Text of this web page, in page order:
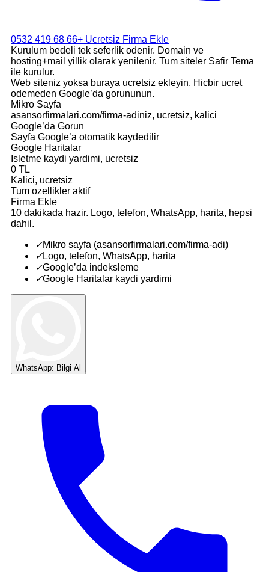
0532 419 68 66+ Ucretsiz Firma Ekle
Kurulum bedeli tek seferlik odenir. Domain ve
hosting+mail yillik olarak yenilenir. Tum siteler Safir Tema
ile kurulur.
Web siteniz yoksa buraya ucretsiz ekleyin. Hicbir ucret
odemeden Google’da gorununun.
Mikro Sayfa
asansorfirmalari.com/firma-adiniz, ucretsiz, kalici
Google’da Gorun
Sayfa Google’a otomatik kaydedilir
Google Haritalar
Isletme kaydi yardimi, ucretsiz
0 TL
Kalici, ucretsiz
Tum ozellikler aktif
Firma Ekle
10 dakikada hazir. Logo, telefon, WhatsApp, harita, hepsi
dahil.
✓Mikro sayfa (asansorfirmalari.com/firma-adi)
✓Logo, telefon, WhatsApp, harita
✓Google’da indeksleme
✓Google Haritalar kaydi yardimi
WhatsApp: Bilgi Al